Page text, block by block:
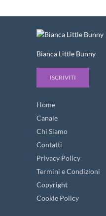
Bianca Little Bunny
ISCRIVITI
Home
Canale
Chi Siamo
Contatti
Privacy Policy
Termini e Condizioni
Copyright
Cookie Policy